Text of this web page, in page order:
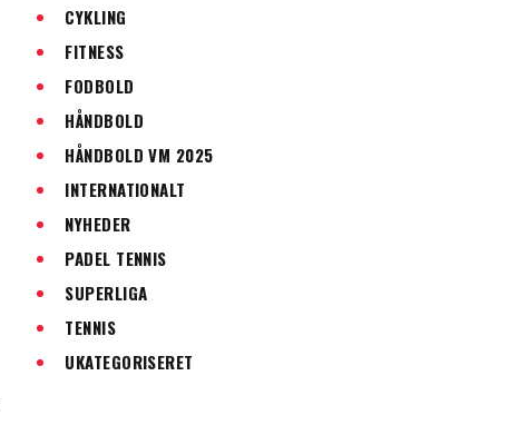
CYKLING
FITNESS
FODBOLD
HÅNDBOLD
HÅNDBOLD VM 2025
INTERNATIONALT
NYHEDER
PADEL TENNIS
SUPERLIGA
TENNIS
UKATEGORISERET